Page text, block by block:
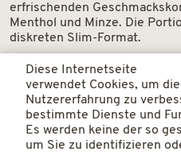
erfrischenden
Menthol und Minze. Die
diskreten Slim-Format.
ab 1 Dosen
Diese Internetseite
verwendet Cookies, um die
Nutzererfahrung zu
bestimmte Dienste und
Es werden keine der so
um Sie zu identifizieren